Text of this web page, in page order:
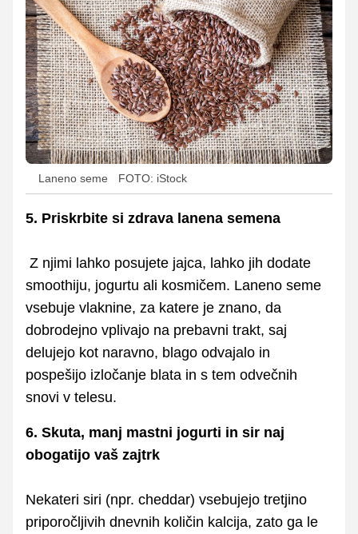
Laneno seme FOTO: iStock
5. Priskrbite si zdrava lanena semena
Z njimi lahko posujete jajca, lahko jih dodate
smoothiju, jogurtu ali kosmičem. Laneno seme
vsebuje vlaknine, za katere je znano, da
dobrodejno vplivajo na prebavni trakt, saj
delujejo kot naravno, blago odvajalo in
pospešijo izločanje blata in s tem odvečnih
snovi v telesu.
6. Skuta, manj mastni jogurti in sir naj
obogatijo vaš zajtrk
Nekateri siri (npr. cheddar) vsebujejo tretjino
priporočljivih dnevnih količin kalcija, zato ga le